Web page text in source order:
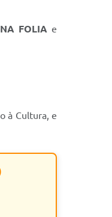
FOLIA e
à Cultura, e